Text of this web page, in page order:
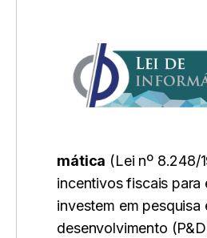
mática (Lei nº 8.248/
incentivos fiscais para
investem em pesquisa
desenvolvimento